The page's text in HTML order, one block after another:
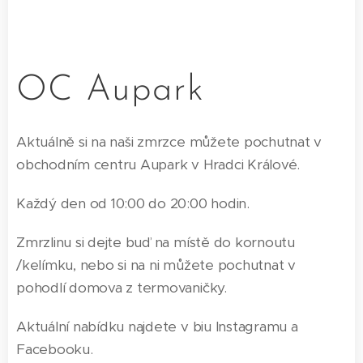
OC Aupark
Aktuálně si na naši zmrzce můžete pochutnat v
obchodním centru Aupark v Hradci Králové.
Každý den od 10:00 do 20:00 hodin.
Zmrzlinu si dejte buď na místě do kornoutu
/kelímku, nebo si na ni můžete pochutnat v
pohodlí domova z termovaničky.
Aktuální nabídku najdete v biu Instagramu a
Facebooku.